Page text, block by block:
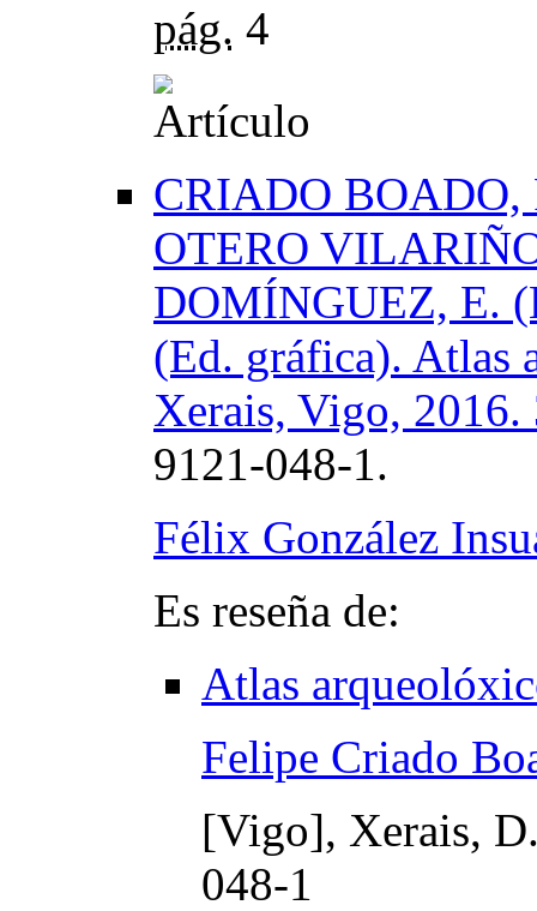
pág. 4
CRIADO BOADO,
OTERO
DOMÍNGUEZ, E.
(Ed. gráfica). Atlas
Xerais, Vigo,
9121-048-1.
Félix González
Es reseña de:
Atlas
Felipe Criado
[Vigo], Xerais,
048-1